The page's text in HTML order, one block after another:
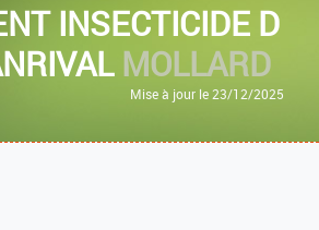
INSECTICIDE D
MOLLARD
Mise à jour le 23/12/2025